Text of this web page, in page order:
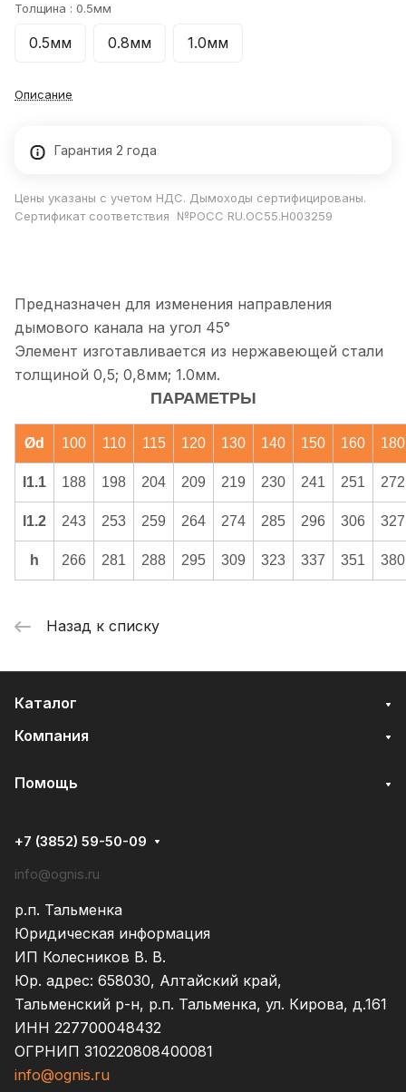
Толщина : 0.5мм
0.5мм 0.8мм 1.0мм
Описание
Гарантия 2 года
Цены указаны с учетом НДС. Дымоходы сертифицированы.
Сертификат соответствия №РОСС RU.ОС55.Н003259
Предназначен для изменения направления
дымового канала на угол 45°
Элемент изготавливается из нержавеющей стали
толщиной 0,5; 0,8мм; 1.0мм.
ПАРАМЕТРЫ
Ød 100 110 115 120 130 140 150 160 180
l1.1 188 198 204 209 219 230 241 251 272
l1.2 243 253 259 264 274 285 296 306 327
h 266 281 288 295 309 323 337 351 380
Назад к списку
Каталог
Компания
Помощь
+7 (3852) 59-50-09
info@ognis.ru
р.п. Тальменка
Юридическая информация
ИП Колесников В. В.
Юр. адрес: 658030, Алтайский край,
Тальменский р-н, р.п. Тальменка, ул. Кирова, д.161
ИНН 227700048432
ОГРНИП 310220808400081
info@ognis.ru